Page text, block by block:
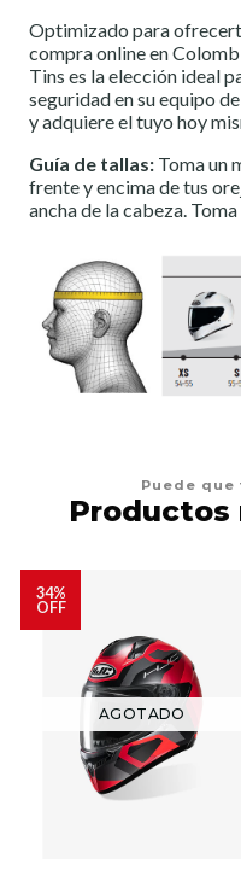
Optimizado para
compra online en
Tins es la elección ideal
seguridad en su equipo
y adquiere el tuyo hoy
Guía de tallas: Toma un
frente y encima de tus
ancha de la cabeza.
Puede
Productos
34%
OFF
AGOTADO